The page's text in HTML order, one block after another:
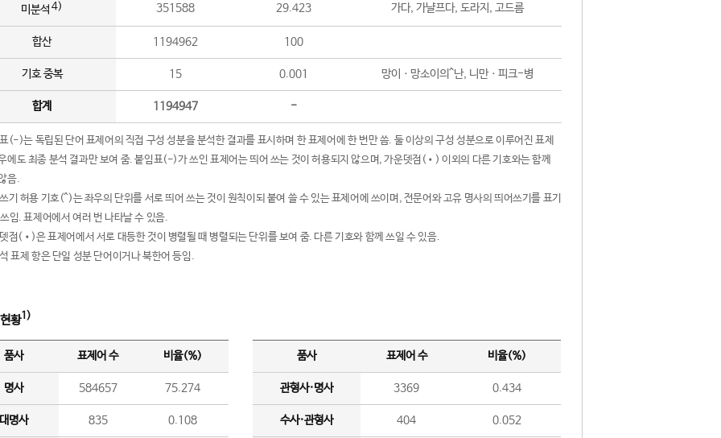
미분석 4) 351588 29.423 가다, 가냘프다, 도라지, 고드름
합산 1194962 100
기호 중복 15 0.001 망이ㆍ망소이의^난, 니만ㆍ피크-병
합계 1194947 -
(-)는 독립된 단어 표제어의 직접 구성 성분을 분석한 결과를 표시하며 한 표제어에 한 번만 씀. 둘 이상의 구성 성분으로 이루어진 표제
에도 최종 분석 결과만 보여 줌. 붙임표(-)가 쓰인 표제어는 띄어 쓰는 것이 허용되지 않으며, 가운뎃점(•) 이외의 다른 기호와는 함께
음.
기 허용 기호(^)는 좌우의 단위를 서로 띄어 쓰는 것이 원칙이되 붙여 쓸 수 있는 표제어에 쓰이며, 전문어와 고유 명사의 띄어쓰기를 표기
임. 표제어에서 여러 번 나타날 수 있음.
점(•)은 표제어에서 서로 대등한 것이 병렬될 때 병렬되는 단위를 보여 줌. 다른 기호와 함께 쓰일 수 있음.
표제 항은 단일 성분 단어이거나 북한어 등임.
황1)
품사 표제어 수 비율(%)
명사 584657 75.274
명사 835 0.108
품사 표제어 수 비율(%)
관형사·명사 3369 0.434
수사·관형사 404 0.052